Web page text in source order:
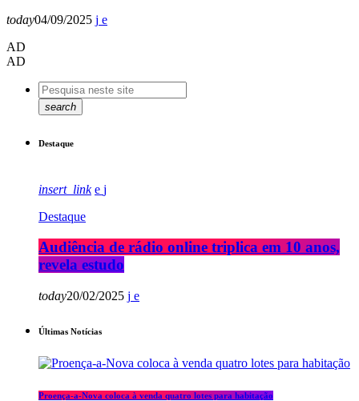
today04/09/2025
AD
AD
search
Destaque
insert_link
Destaque
Audiência de rádio online triplica em 10 anos,
revela estudo
today20/02/2025
Últimas Notícias
Proença-a-Nova coloca à venda quatro lotes para habitação